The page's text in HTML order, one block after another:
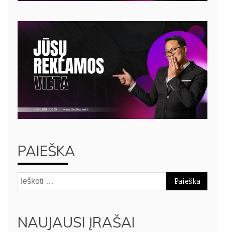
PAIEŠKA
Ieškoti:
NAUJAUSI ĮRAŠAI